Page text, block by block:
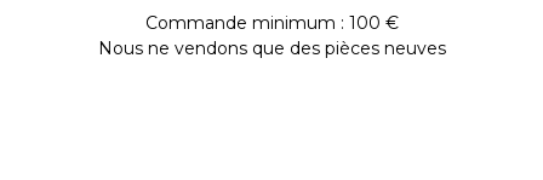
Commande minimum : 100 €
Nous ne vendons que des pièces neuves